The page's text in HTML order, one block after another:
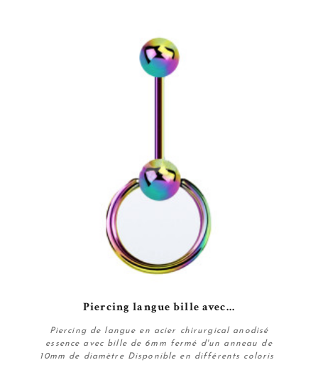
Piercing langue bille avec...
Piercing de langue en acier chirurgical anodisé
essence avec bille de 6mm fermé d'un anneau de
10mm de diamètre Disponible en différents coloris